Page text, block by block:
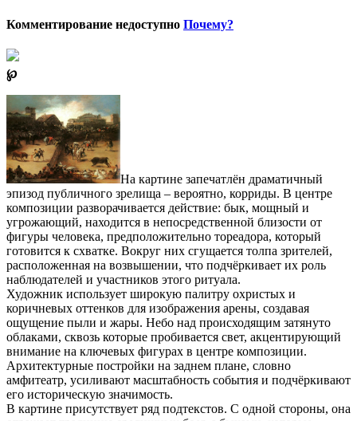
Комментирование недоступно Почему?
℘
На картине запечатлён драматичный
эпизод публичного зрелища – вероятно, корриды. В центре
композиции разворачивается действие: бык, мощный и
угрожающий, находится в непосредственной близости от
фигуры человека, предположительно тореадора, который
готовится к схватке. Вокруг них сгущается толпа зрителей,
расположенная на возвышении, что подчёркивает их роль
наблюдателей и участников этого ритуала.
Художник использует широкую палитру охристых и
коричневых оттенков для изображения арены, создавая
ощущение пыли и жары. Небо над происходящим затянуто
облаками, сквозь которые пробивается свет, акцентирующий
внимание на ключевых фигурах в центре композиции.
Архитектурные постройки на заднем плане, словно
амфитеатр, усиливают масштабность события и подчёркивают
его историческую значимость.
В картине присутствует ряд подтекстов. С одной стороны, она